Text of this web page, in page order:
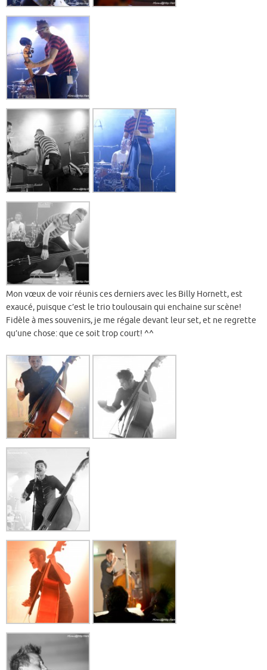
Mon vœux de voir réunis ces derniers avec les Billy Hornett, est
exaucé, puisque c’est le trio toulousain qui enchaine sur scène!
Fidèle à mes souvenirs, je me régale devant leur set, et ne regrette
qu’une chose: que ce soit trop court! ^^